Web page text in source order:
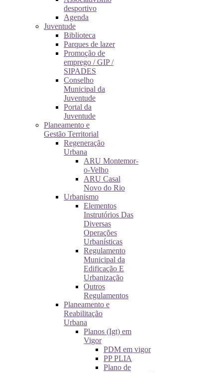
desportivo
Agenda
Juventude
Biblioteca
Parques de lazer
Promoção de
emprego / GIP /
SIPADES
Conselho
Municipal da
Juventude
Portal da
Juventude
Planeamento e
Gestão Territorial
Regeneração
Urbana
ARU Montemor-
o-Velho
ARU Casal
Novo do Rio
Urbanismo
Elementos
Instrutórios Das
Diversas
Operações
Urbanísticas
Regulamento
Municipal da
Edificação E
Urbanização
Outros
Regulamentos
Planeamento e
Reabilitação
Urbana
Planos (Igt) em
Vigor
PDM em vigor
PP PLIA
Plano de